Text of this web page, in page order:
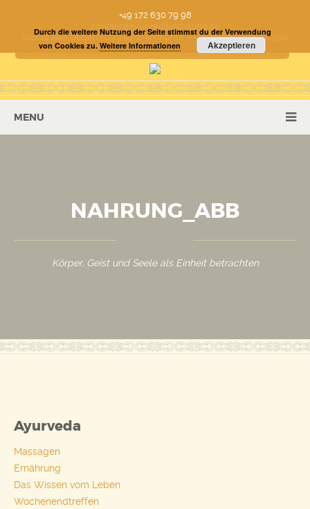
+49 172 630 79 98
kontakt@ayurveda-schilling.de
04849 Bad Düben | OT Hammermühle --- Wittenberger Str. 50a
MENU
NAHRUNG_ABB
Körper, Geist und Seele als Einheit betrachten
Ayurveda
Massagen
Ernährung
Das Wissen vom Leben
Wochenendtreffen
Durch die weitere Nutzung der Seite stimmst du der Verwendung
von Cookies zu.Weitere Informationen Akzeptieren